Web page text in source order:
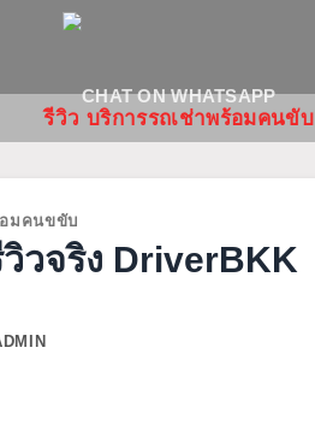
รีวิว บริการรถเช่าพร้อมคนขับ
มคนขขับ
วจริง DriverBKK